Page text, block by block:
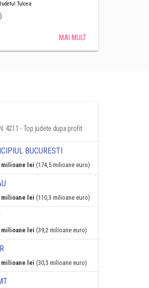
Tulcea
MAI MULT
4211 - Top judete dupa profit
BUCURESTI
milioane lei (174,5 milioane euro)
milioane lei (110,3 milioane euro)
milioane lei (39,2 milioane euro)
milioane lei (30,3 milioane euro)